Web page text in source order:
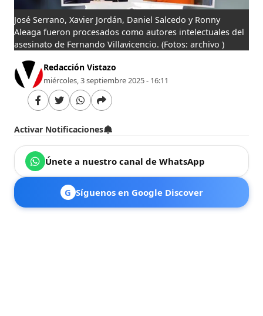
José Serrano, Xavier Jordán, Daniel Salcedo y Ronny
Aleaga fueron procesados como autores intelectuales del
asesinato de Fernando Villavicencio.(Fotos: archivo )
Redacción Vistazo
miércoles, 3 septiembre 2025 - 16:11
Activar Notificaciones
Únete a nuestro canal de WhatsApp
G Síguenos en Google Discover